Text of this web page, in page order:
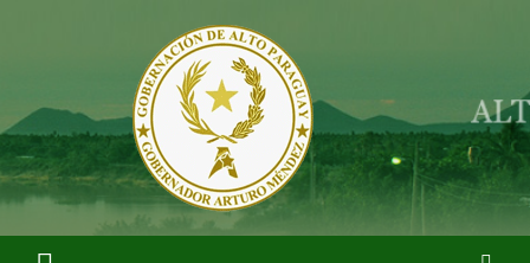
ARTUROMENDEZ.ORG
ARTURO MENDEZ GOBERNADOR 2023